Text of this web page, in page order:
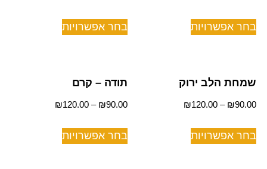
בחר אפשרויות בחר אפשרויות
שמחת הלב ירוק
₪90.00
–
₪120.00
בחר אפשרויות
תודה – קרם
₪90.00
–
₪120.00
בחר אפשרויות